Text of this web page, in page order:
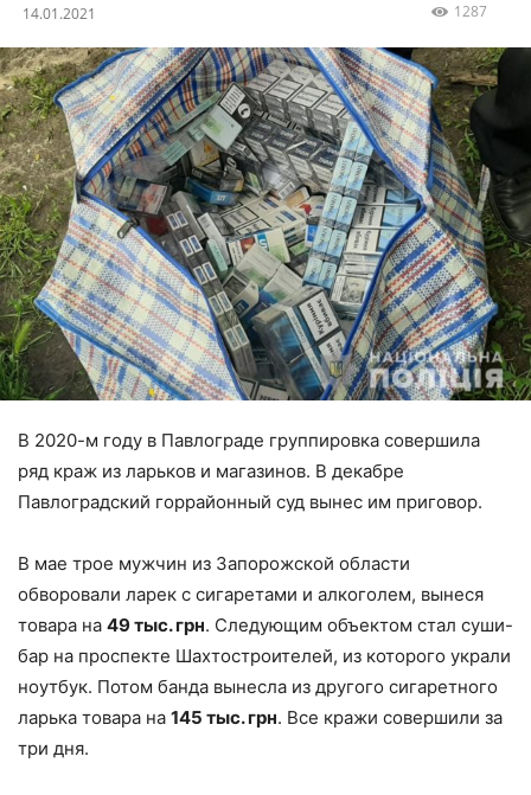
14.01.2021 1287
В 2020-м году в Павлограде группировка совершила
ряд краж из ларьков и магазинов. В декабре
Павлоградский горрайонный суд вынес им приговор.
В мае трое мужчин из Запорожской области
обворовали ларек с сигаретами и алкоголем, вынеся
товара на 49 тыс. грн. Следующим объектом стал суши-
бар на проспекте Шахтостроителей, из которого украли
ноутбук. Потом банда вынесла из другого сигаретного
ларька товара на 145 тыс. грн. Все кражи совершили за
три дня.